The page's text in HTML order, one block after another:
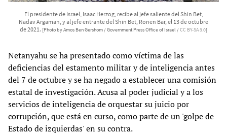
El presidente de Israel, Isaac Herzog, recibe al jefe saliente del Shin Bet,
Nadav Argaman, y al jefe entrante del Shin Bet, Ronen Bar, el 13 de octubre
de 2021. [Photo by Amos Ben Gershom / Government Press Office of Israel /CC BY-SA 3.0]
Netanyahu se ha presentado como víctima de las
deficiencias del estamento militar y de inteligencia antes
del 7 de octubre y se ha negado a establecer una comisión
estatal de investigación. Acusa al poder judicial y a los
servicios de inteligencia de orquestar su juicio por
corrupción, que está en curso, como parte de un 'golpe de
Estado de izquierdas' en su contra.